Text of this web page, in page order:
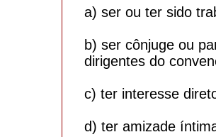
a) ser ou ter sido
b) ser cônjuge ou
dirigentes do
c) ter interesse
d) ter amizade